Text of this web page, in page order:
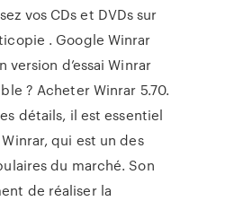
vos CDs et DVDs sur
. Google Winrar
d’essai Winrar
? Acheter Winrar 5.70.
détails, il est essentiel
qui est un des
du marché. Son
de réaliser la